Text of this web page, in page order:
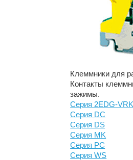
Клеммники для
Контакты
зажимы.
Серия 2EDG-VRK
Серия DC
Серия DS
Серия MK
Серия PC
Серия WS